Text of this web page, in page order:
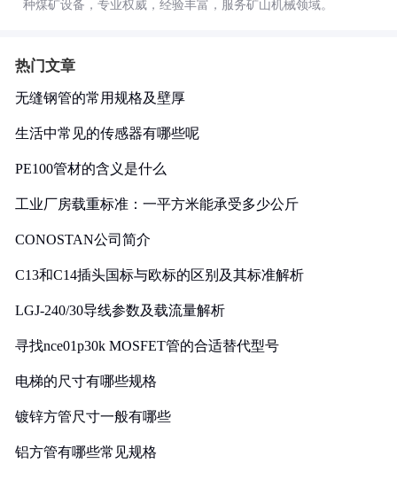
种煤矿设备，专业权威，经验丰富，服务矿山机械领域。
热门文章
无缝钢管的常用规格及壁厚
生活中常见的传感器有哪些呢
PE100管材的含义是什么
工业厂房载重标准：一平方米能承受多少公斤
CONOSTAN公司简介
C13和C14插头国标与欧标的区别及其标准解析
LGJ-240/30导线参数及载流量解析
寻找nce01p30k MOSFET管的合适替代型号
电梯的尺寸有哪些规格
镀锌方管尺寸一般有哪些
铝方管有哪些常见规格